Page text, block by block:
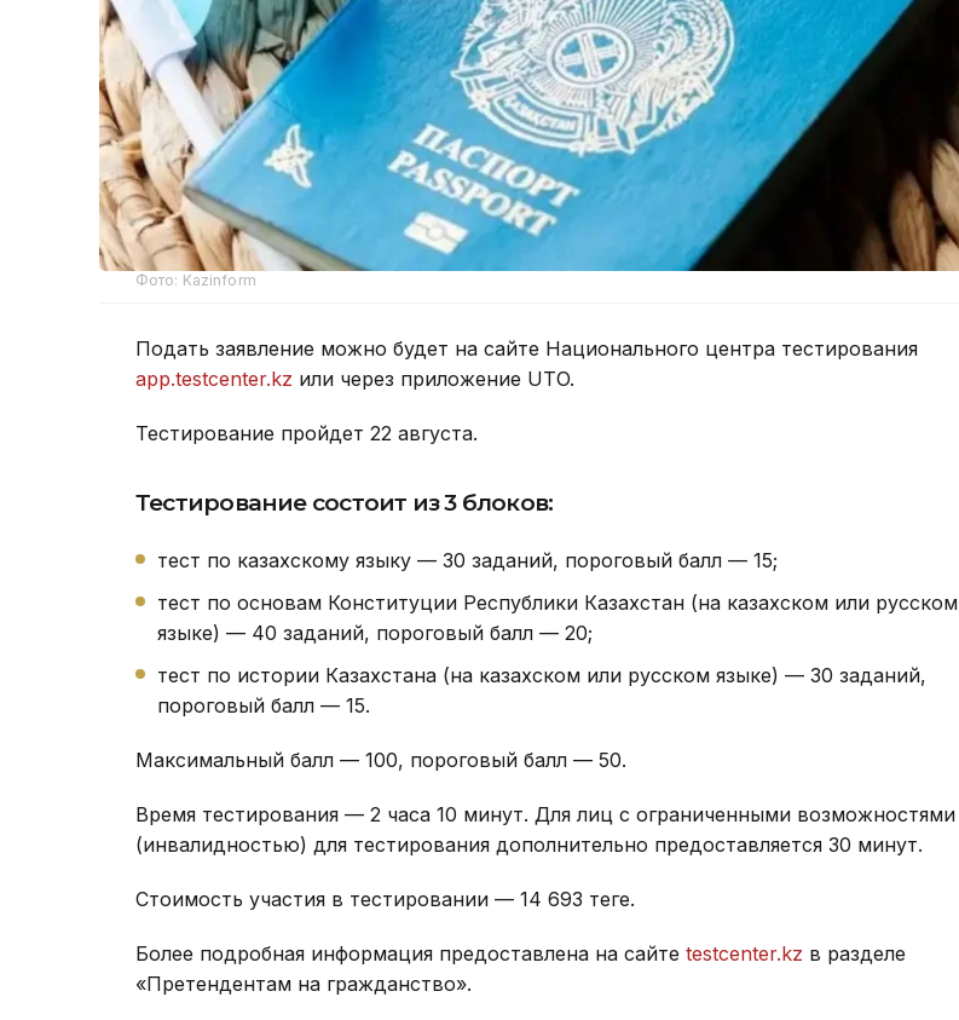
Фото: Kazinform
Подать заявление можно будет на сайте Национального центра тестирования
app.testcenter.kz или через приложение UTO.
Тестирование пройдет 22 августа.
Тестирование состоит из 3 блоков:
тест по казахскому языку — 30 заданий, пороговый балл — 15;
тест по основам Конституции Республики Казахстан (на казахском или русском
языке) — 40 заданий, пороговый балл — 20;
тест по истории Казахстана (на казахском или русском языке) — 30 заданий,
пороговый балл — 15.
Максимальный балл — 100, пороговый балл — 50.
Время тестирования — 2 часа 10 минут. Для лиц с ограниченными возможностями
(инвалидностью) для тестирования дополнительно предоставляется 30 минут.
Стоимость участия в тестировании — 14 693 теңге.
Более подробная информация предоставлена на сайте testcenter.kz в разделе
«Претендентам на гражданство».